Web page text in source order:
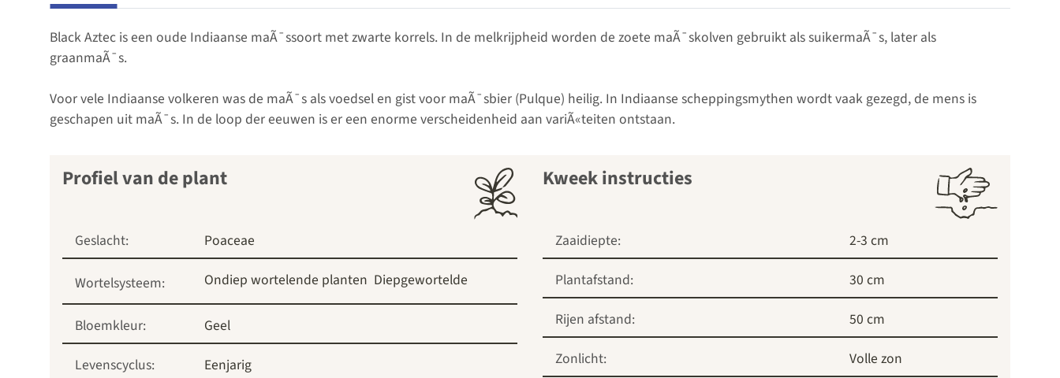
Black Aztec is een oude Indiaanse maÃ¯ssoort met zwarte korrels. In de melkrijpheid worden de zoete maÃ¯skolven gebruikt als suikermaÃ¯s, later als
graanmaÃ¯s.
Voor vele Indiaanse volkeren was de maÃ¯s als voedsel en gist voor maÃ¯sbier (Pulque) heilig. In Indiaanse scheppingsmythen wordt vaak gezegd, de mens is
geschapen uit maÃ¯s. In de loop der eeuwen is er een enorme verscheidenheid aan variÃ«teiten ontstaan.
Profiel van de plant
Geslacht: Poaceae
Wortelsysteem: Ondiep wortelende planten Diepgewortelde
Bloemkleur:
Geel
Levenscyclus:
Eenjarig
Kweek instructies
Zaaidiepte:
2-3 cm
Plantafstand:
30 cm
Rijen afstand:
50 cm
Zonlicht:
Volle zon